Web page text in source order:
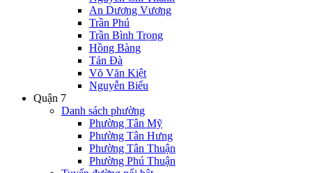
An Dương Vương
Trần Phú
Trần Bình Trọng
Hồng Bàng
Tản Đà
Võ Văn Kiệt
Nguyễn Biểu
Quận 7
Danh sách phường
Phường Tân Mỹ
Phường Tân Hưng
Phường Tân Thuận
Phường Phú Thuận